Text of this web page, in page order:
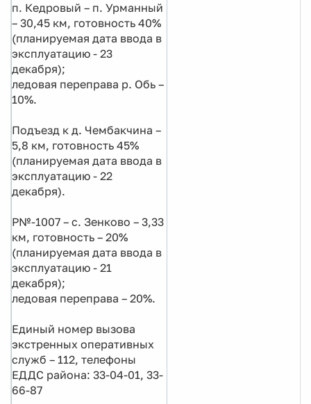
п. Кедровый – п. Урманный
– 30,45 км, готовность 40%
(планируемая дата ввода в
эксплуатацию - 23
декабря);
ледовая переправа р. Обь –
10%.
Подъезд к д. Чембакчина –
5,8 км, готовность 45%
(планируемая дата ввода в
эксплуатацию - 22
декабря).
Р№-1007 – с. Зенково – 3,33
км, готовность – 20%
(планируемая дата ввода в
эксплуатацию - 21
декабря);
ледовая переправа – 20%.
Единый номер вызова
экстренных оперативных
служб – 112, телефоны
ЕДДС района: 33-04-01, 33-
66-87